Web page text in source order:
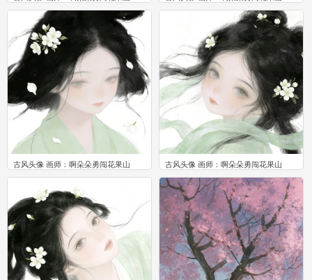
古风头像 画师：啊朵朵勇闯花果山
0
古风头像 画师：啊朵朵勇闯花果山
0
0
0